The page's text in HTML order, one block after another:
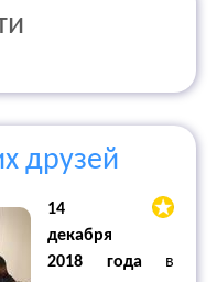
друзей
14
декабря
2018 года в